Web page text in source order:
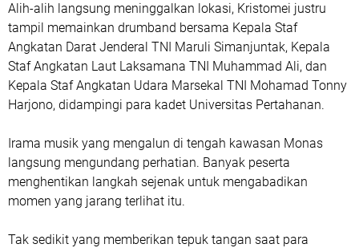
Alih-alih langsung meninggalkan lokasi, Kristomei justru
tampil memainkan drumband bersama Kepala Staf
Angkatan Darat Jenderal TNI Maruli Simanjuntak, Kepala
Staf Angkatan Laut Laksamana TNI Muhammad Ali, dan
Kepala Staf Angkatan Udara Marsekal TNI Mohamad Tonny
Harjono, didampingi para kadet Universitas Pertahanan.
Irama musik yang mengalun di tengah kawasan Monas
langsung mengundang perhatian. Banyak peserta
menghentikan langkah sejenak untuk mengabadikan
momen yang jarang terlihat itu.
Tak sedikit yang memberikan tepuk tangan saat para